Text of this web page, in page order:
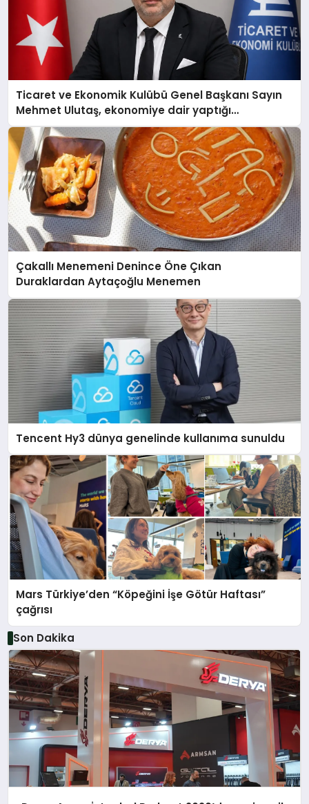
Ticaret ve Ekonomik Kulübü Genel Başkanı Sayın
Mehmet Ulutaş, ekonomiye dair yaptığı
açıklamada şunları kaydetti:
Çakallı Menemeni Denince Öne Çıkan
Duraklardan Aytaçoğlu Menemen
Tencent Hy3 dünya genelinde kullanıma sunuldu
Mars Türkiye’den “Köpeğini İşe Götür Haftası”
çağrısı
Son Dakika